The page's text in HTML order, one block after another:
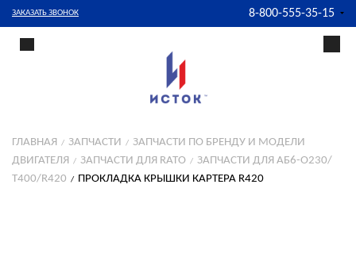
ЗАКАЗАТЬ ЗВОНОК 8-800-555-35-15
ГЛАВНАЯ ЗАПЧАСТИ
ЗАПЧАСТИ ПО БРЕНДУ И МОДЕЛИ
ДВИГАТЕЛЯ
ЗАПЧАСТИ ДЛЯ RATO
ЗАПЧАСТИ ДЛЯ АБ6-О230/
Т400/R420
ПРОКЛАДКА КРЫШКИ КАРТЕРА R420